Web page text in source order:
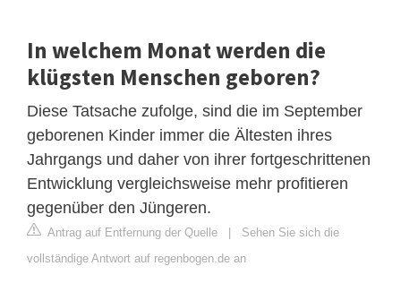
In welchem Monat werden die
klügsten Menschen geboren?
Diese Tatsache zufolge, sind die im September
geborenen Kinder immer die Ältesten ihres
Jahrgangs und daher von ihrer fortgeschrittenen
Entwicklung vergleichsweise mehr profitieren
gegenüber den Jüngeren.
Antrag auf Entfernung der Quelle
Sehen Sie sich die
vollständige Antwort auf regenbogen.de an